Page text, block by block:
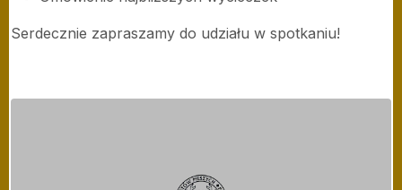
Serdecznie zapraszamy do udziału w spotkaniu!